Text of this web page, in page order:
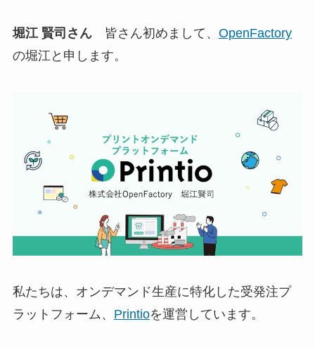
堀江 賢司さん皆さん初めまして、 OpenFactory
の堀江と申します。
私たちは、オンデマンド生産に特化した受発注プ
ラットフォーム、 Printioを運営しています。